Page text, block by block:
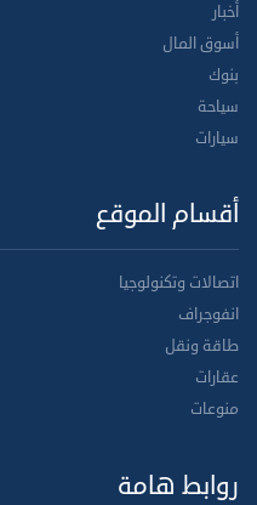
أخبار
أسوق المال
بنوك
سياحة
سيارات
أقسام الموقع
اتصالات وتكنولوجيا
انفوجراف
طاقة ونقل
عقارات
منوعات
روابط هامة